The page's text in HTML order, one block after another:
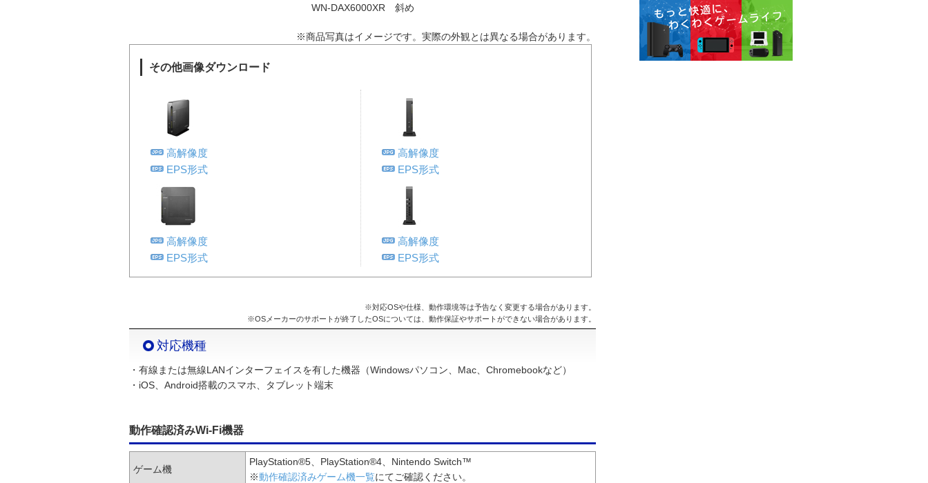
WN-DAX6000XR 斜め
※商品写真はイメージです。実際の外観とは異なる場合があります。
その他画像ダウンロード
高解像度
EPS形式
高解像度
EPS形式
高解像度
EPS形式
高解像度
EPS形式
※対応OSや仕様、動作環境等は予告なく変更する場合があります。
※OSメーカーのサポートが終了したOSについては、動作保証やサポートができない場合があります。
対応機種
・有線または無線LANインターフェイスを有した機器（Windowsパソコン、Mac、Chromebookなど）
・iOS、Android搭載のスマホ、タブレット端末
動作確認済みWi-Fi機器
ゲーム機
PlayStation®5、PlayStation®4、Nintendo Switch™
※動作確認済みゲーム機一覧にてご確認ください。